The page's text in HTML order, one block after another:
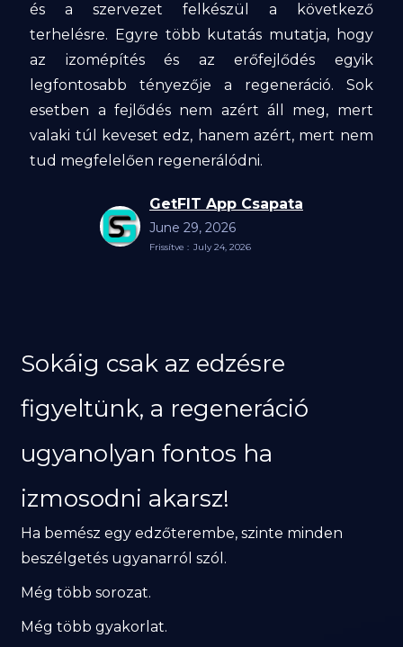
és a szervezet felkészül a következő
terhelésre. Egyre több kutatás mutatja, hogy
az izomépítés és az erőfejlődés egyik
legfontosabb tényezője a regeneráció. Sok
esetben a fejlődés nem azért áll meg, mert
valaki túl keveset edz, hanem azért, mert nem
tud megfelelően regenerálódni.‍
GetFIT App Csapata
June 29, 2026
Frissítve : July 24, 2026
Sokáig csak az edzésre
figyeltünk, a regeneráció
ugyanolyan fontos ha
izmosodni akarsz!
Ha bemész egy edzőterembe, szinte minden
beszélgetés ugyanarról szól.
Még több sorozat.
Még több gyakorlat.